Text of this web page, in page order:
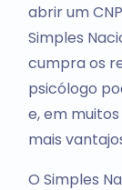
abrir um
Simples
cumpra os
psicólogo
e, em
mais
O Simples